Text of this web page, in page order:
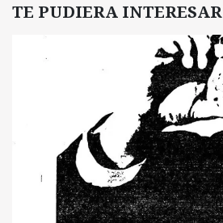
TE PUDIERA INTERESAR